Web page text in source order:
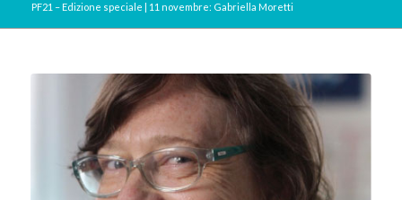
PF21 – Edizione speciale | 11 novembre: Gabriella Moretti